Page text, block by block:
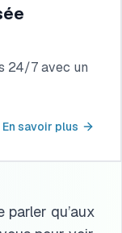
24/7 avec un
En savoir plus
parler qu’aux